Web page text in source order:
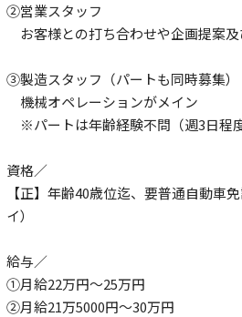
②営業スタッフ
お客様との打ち合わせや企画提案
③製造スタッフ（パートも同時募集）
機械オペレーションがメイン
※パートは年齢経験不問（週3日程度
資格／
【正】年齢40歳位迄、要普通自動
イ）
給与／
①月給22万円～25万円
②月給21万5000円～30万円